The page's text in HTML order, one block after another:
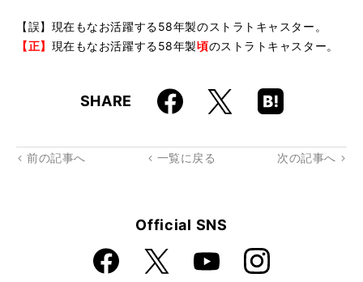
【誤】現在もなお活躍する58年製のストラトキャスター。
【正】 現在もなお活躍する58年製頃のストラトキャスター。
SHARE Faceboo
k
X
Hatena
Boo
rk
前の記事へ 一覧に戻る 次の記事へ
Official SNS
Faceboo
k
X YouTube Instagra
m